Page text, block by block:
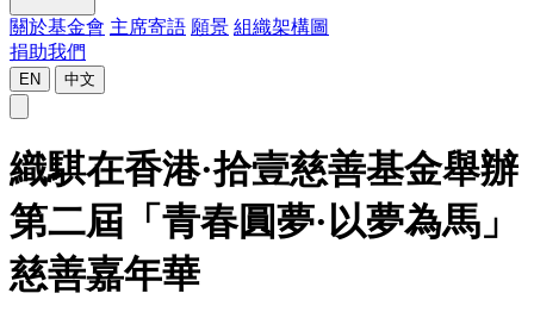
關於基金會 主席寄語 願景 組織架構圖
捐助我們
EN 中文
織騏在香港·拾壹慈善基金舉辦
第二屆「青春圓夢·以夢為馬」
慈善嘉年華